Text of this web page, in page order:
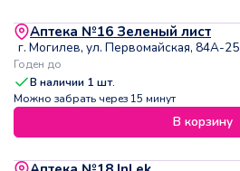
Аптека №16 Зеленый лист
г. Могилев, ул. Первомайская, 84А-25
Годен до
В наличии 1 шт.
Можно забрать через 15 минут
В корзину